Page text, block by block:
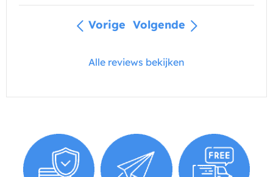
Vorige Volgende
Alle reviews bekijken